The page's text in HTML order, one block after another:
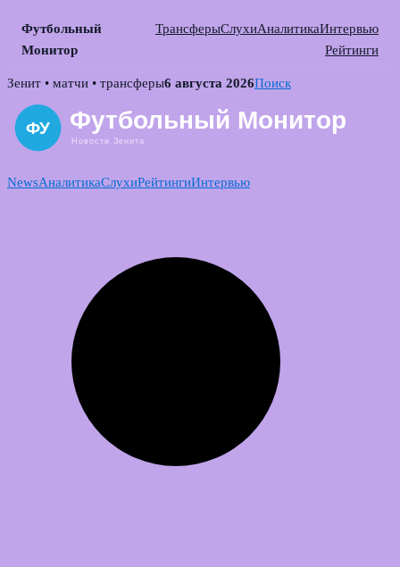
Футбольный
Монитор
ТрансферыСлухиАналитикаИнтервью
Рейтинги
Skip
content
Зенит • матчи • трансферы6 августа 2026Поиск
NewsАналитикаСлухиРейтингиИнтервью